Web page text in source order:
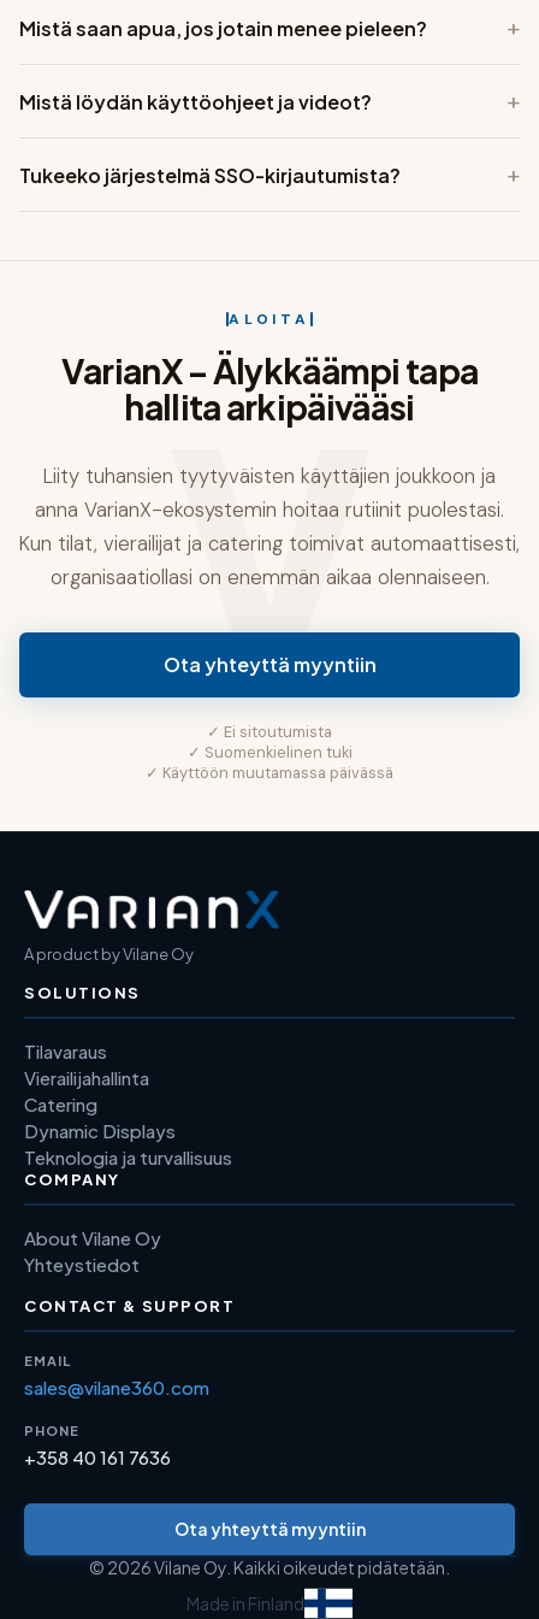
laskutusprosessin.
Mistä saan apua, jos jotain menee pieleen? +
arkipäivisin 24 tunnin vastausajalla. Lähetä viesti
osoitteeseen: support@vilane360.com
Mistä löydän käyttöohjeet ja videot? +
löytyvät suoraan käyttöliittymän kysymysmerkki-ikoneiden
takaa.
Tukeeko järjestelmä SSO-kirjautumista? +
SSO-määritykset tehdään yhdessä IT-osaston kanssa, jolloin
V
ALOITA
VarianX – Älykkäämpi tapa
hallita arkipäivääsi
Liity tuhansien tyytyväisten käyttäjien joukkoon ja
anna VarianX-ekosystemin hoitaa rutiinit puolestasi.
Kun tilat, vierailijat ja catering toimivat automaattisesti,
organisaatiollasi on enemmän aikaa olennaiseen.
Ota yhteyttä myyntiin
✓ Ei sitoutumista
✓ Suomenkielinen tuki
✓ Käyttöön muutamassa päivässä
A product by Vilane Oy
SOLUTIONS
Tilavaraus
Vierailijahallinta
Catering
Dynamic Displays
Teknologia ja turvallisuus
COMPANY
About Vilane Oy
Yhteystiedot
CONTACT & SUPPORT
EMAIL
sales@vilane360.com
PHONE
+358 40 161 7636
Ota yhteyttä myyntiin
© 2026 Vilane Oy. Kaikki oikeudet pidätetään.
Made in Finland